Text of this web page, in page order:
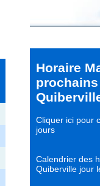
Horaire
Cliquer ici pour
jours
Calendrier des
Quiberville jour